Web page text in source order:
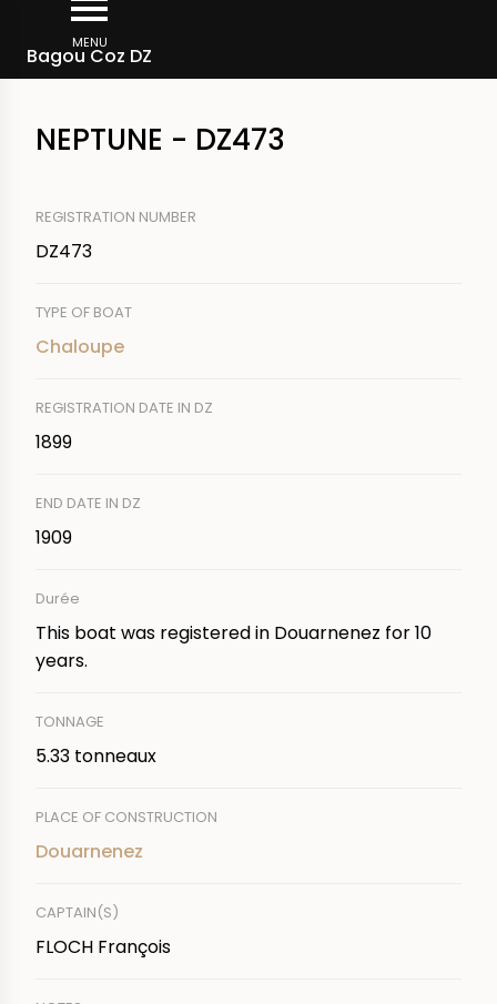
main
MENU
Bagou Coz DZ
Breadcrumb
NEPTUNE - DZ473
REGISTRATION NUMBER
DZ473
TYPE OF BOAT
Chaloupe
REGISTRATION DATE IN DZ
1899
END DATE IN DZ
1909
Durée
This boat was registered in Douarnenez for 10
years.
TONNAGE
5.33 tonneaux
PLACE OF CONSTRUCTION
Douarnenez
CAPTAIN(S)
FLOCH François